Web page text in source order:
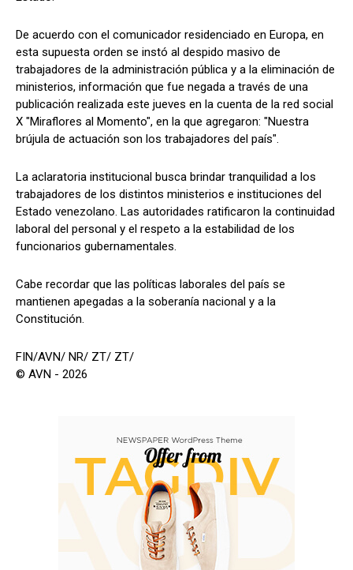
De acuerdo con el comunicador residenciado en Europa, en
esta supuesta orden se instó al despido masivo de
trabajadores de la administración pública y a la eliminación de
ministerios, información que fue negada a través de una
publicación realizada este jueves en la cuenta de la red social
X "Miraflores al Momento", en la que agregaron: "Nuestra
brújula de actuación son los trabajadores del país".
La aclaratoria institucional busca brindar tranquilidad a los
trabajadores de los distintos ministerios e instituciones del
Estado venezolano. Las autoridades ratificaron la continuidad
laboral del personal y el respeto a la estabilidad de los
funcionarios gubernamentales.
Cabe recordar que las políticas laborales del país se
mantienen apegadas a la soberanía nacional y a la
Constitución.
FIN/AVN/ NR/ ZT/ ZT/
© AVN - 2026